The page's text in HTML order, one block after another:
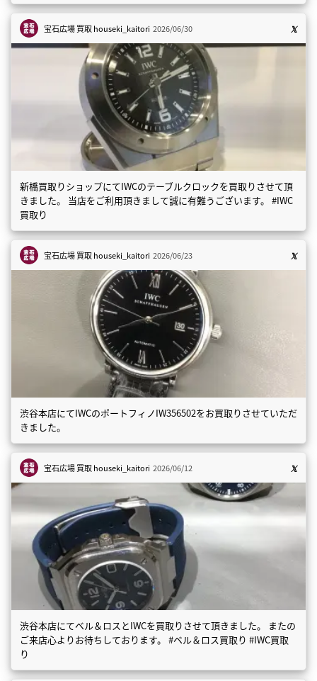
宝石広場 買取houseki_kaitori 2026/06/30
新橋買取りショップにてIWCのテーブルクロックを買取りさせて頂
きました。 当店をご利用頂きまして誠に有難うございます。 #IWC
買取り
宝石広場 買取houseki_kaitori 2026/06/23
渋谷本店にてIWCのポートフィノIW356502をお買取りさせていただ
きました。
宝石広場 買取houseki_kaitori 2026/06/12
渋谷本店にてベル＆ロスとIWCを買取りさせて頂きました。 またの
ご来店心よりお待ちしております。 #ベル＆ロス買取り #IWC買取
り